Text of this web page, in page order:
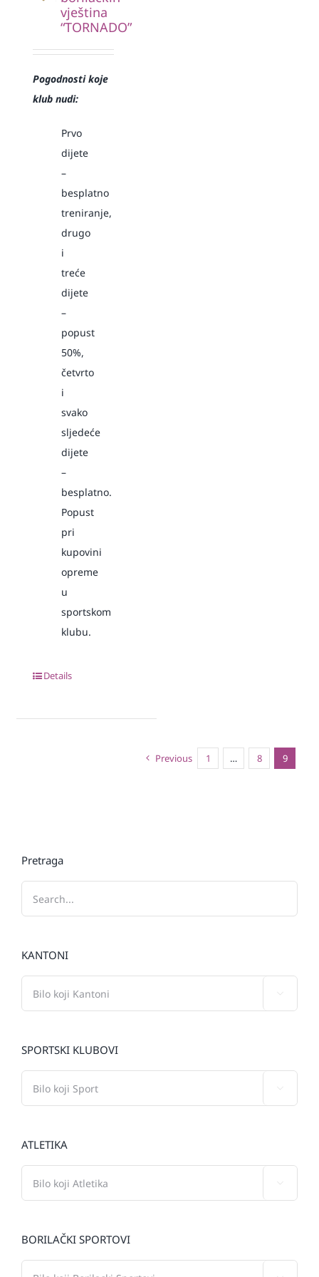
vještina
“TORNADO”
Pogodnosti koje
klub nudi:
Prvo
dijete
–
besplatno
treniranje,
drugo
i
treće
dijete
–
popust
50%,
četvrto
i
svako
sljedeće
dijete
–
besplatno.
Popust
pri
kupovini
opreme
u
sportskom
klubu.
Details
Previous 1 … 8 9
Pretraga
KANTONI
SPORTSKI KLUBOVI
ATLETIKA
BORILAČKI SPORTOVI